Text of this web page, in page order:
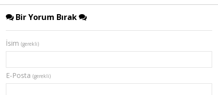
Bir Yorum Bırak
İsim (gerekli)
E-Posta (gerekli)